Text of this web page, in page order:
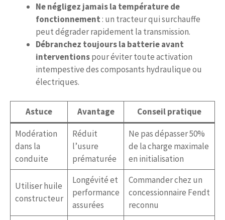
Ne négligez jamais la température de
fonctionnement: un tracteur qui surchauffe
peut dégrader rapidement la transmission.
Débranchez toujours la batterie avant
interventionspour éviter toute activation
intempestive des composants hydraulique ou
électriques.
Astuce Avantage
Conseil pratique
Modération
dans la
conduite
Réduit
l’usure
prématurée
Ne pas dépasser 50%
de la charge maximale
en initialisation
Utiliser huile
constructeur
Longévité et
performance
assurées
Commander chez un
concessionnaire Fendt
reconnu